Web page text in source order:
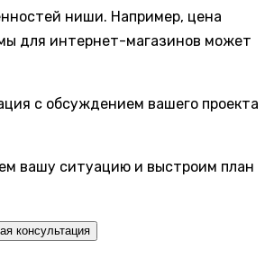
ниши. Например, цена
для интернет-магазинов может
с обсуждением вашего проекта
вашу ситуацию и выстроим план
консультация